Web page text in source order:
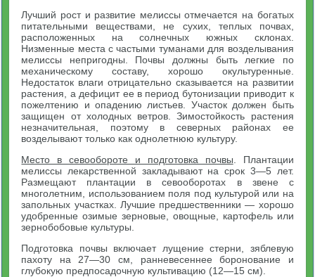
Лучший рост и развитие мелиссы отмечается на богатых
питательными веществами, не сухих, теплых почвах,
расположенных на солнечных южных склонах.
Низменные места с частыми туманами для возделывания
мелиссы непригодны. Почвы должны быть легкие по
механическому составу, хорошо окультуренные.
Недостаток влаги отрицательно сказывается на развитии
растения, а дефицит ее в период бутонизации приводит к
пожелтению и опадению листьев. Участок должен быть
защищен от холодных ветров. Зимостойкость растения
незначительная, поэтому в северных районах ее
возделывают только как однолетнюю культуру.
Место в севообороте и подготовка почвы . Плантации
мелиссы лекарственной закладывают на срок 3—5 лет.
Размещают плантации в севооборотах в звене с
многолетним, использованием поля под культурой или на
запольных участках. Лучшие предшественники — хорошо
удобренные озимые зерновые, овощные, картофель или
зернобобовые культуры.
Подготовка почвы включает лущение стерни, зяблевую
пахоту на 27—30 см, ранневесеннее боронование и
глубокую предпосадочную культивацию (12—15 см).